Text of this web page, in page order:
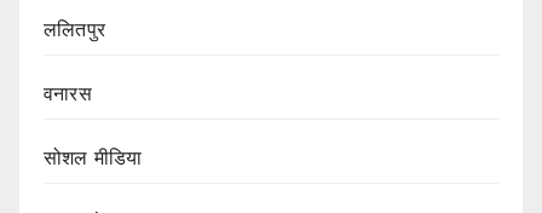
ललितपुर
वनारस
सोशल मीडिया